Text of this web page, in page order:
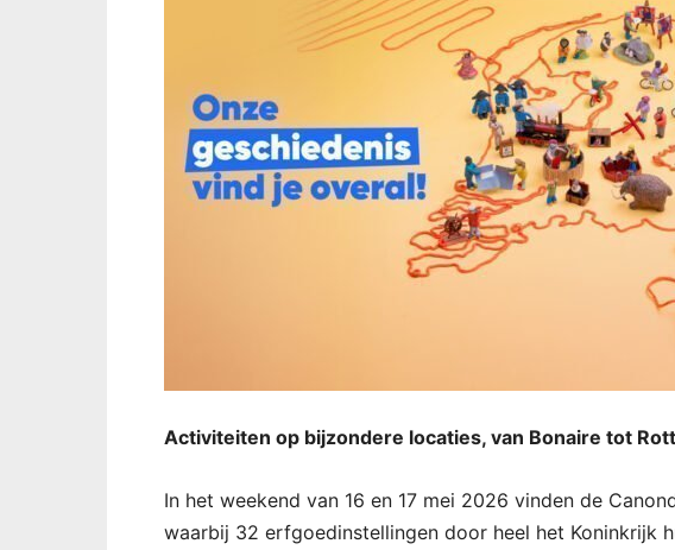
Activiteiten op bijzondere locaties, van Bonaire tot
In het weekend van 16 en 17 mei 2026 vinden de
waarbij 32 erfgoedinstellingen door heel het Koninkrijk